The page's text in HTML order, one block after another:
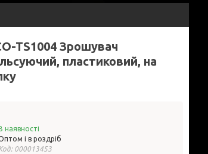
TS1004 Зрошувач
пластиковий, на
наявності
і в роздріб
000013453